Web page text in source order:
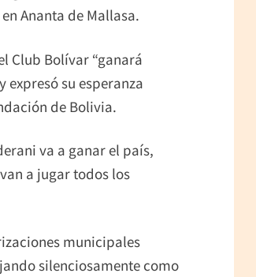
Ananta de Mallasa.
Club Bolívar “ganará
expresó su esperanza
de Bolivia.
va a ganar el país,
a jugar todos los
municipales
silenciosamente como